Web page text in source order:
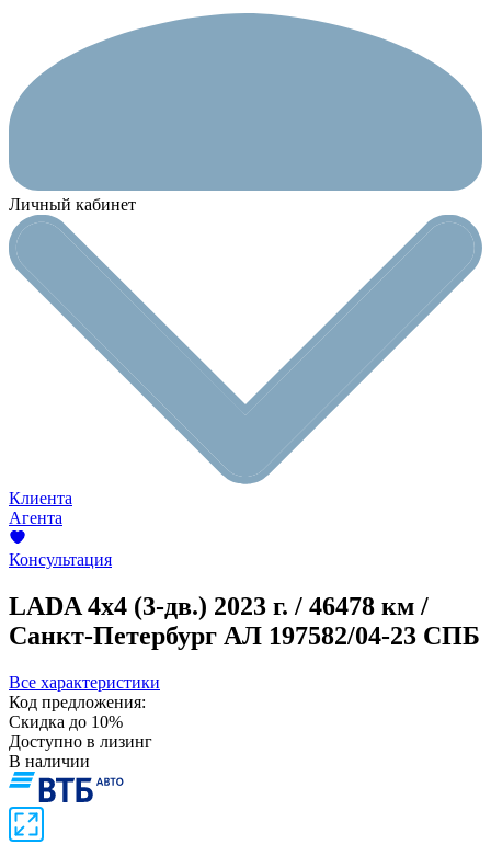
Личный кабинет
Клиента
Агента
Консультация
LADA 4x4 (3-дв.) 2023 г. / 46478 км /
Санкт-Петербург АЛ 197582/04-23 СПБ
Все характеристики
Код предложения:
Скидка до 10%
Доступно в лизинг
В наличии